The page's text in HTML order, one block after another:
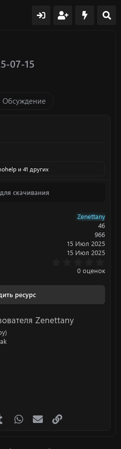
07-15
Обсуждение
и 41 других
скачивания
Zenettany
46
966
15 Июл 2025
15 Июл 2025
.
0
0 оценок
ресурс
Zenettany
Tumblr WhatsAppЭлектронная почта